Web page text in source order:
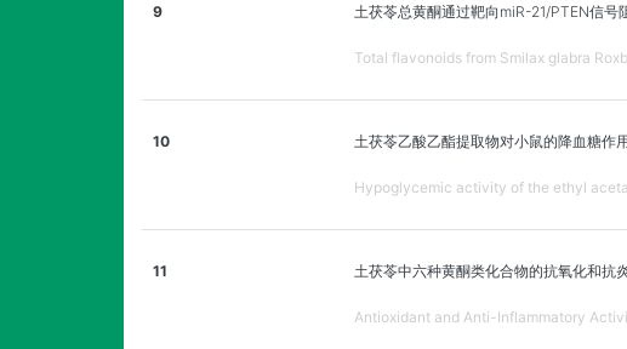
9 土茯苓总黄酮通过靶向miR-21/PTEN信号
Total flavonoids from Smilax glabra
10 土茯苓乙酸乙酯提取物对小鼠的降血糖作
Hypoglycemic activity of the ethyl
11 土茯苓中六种黄酮类化合物的抗氧化和抗炎
Antioxidant and Anti-Inflammatory